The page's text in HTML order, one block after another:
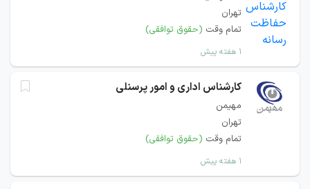
تهران
تمام وقت (حقوق توافقی)
۱ هفته پیش
کارشناس اداری و امور پرسنلی
مهیمن
تهران
تمام وقت (حقوق توافقی)
۱ هفته پیش